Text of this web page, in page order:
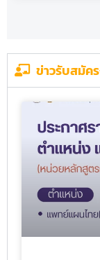
ข่าวรับสมัค